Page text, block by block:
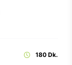
180 Dk.